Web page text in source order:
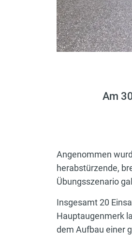
Am
Angenommen
herabstürzende,
Übungsszenario
Insgesamt 20
Hauptaugenmerk
dem Aufbau einer